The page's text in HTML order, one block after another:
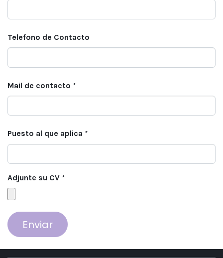
Telefono de Contacto
Mail de contacto *
Puesto al que aplica *
Adjunte su CV *
Enviar